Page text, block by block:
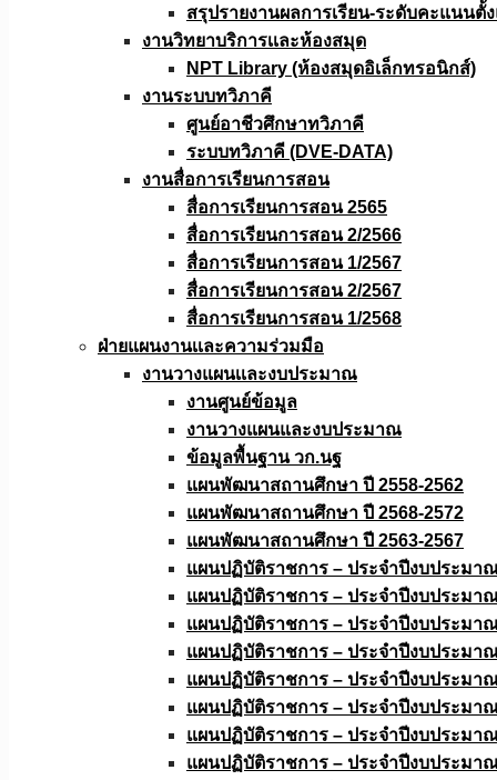
สรุปรายงานผลการเรียน-ระดับคะแนนตั้
งานวิทยาบริการเเละห้องสมุด
NPT Library (ห้องสมุดอิเล็กทรอนิกส์)
งานระบบทวิภาคี
ศูนย์อาชีวศึกษาทวิภาคี
ระบบทวิภาคี (DVE-DATA)
งานสื่อการเรียนการสอน
สื่อการเรียนการสอน 2565
สื่อการเรียนการสอน 2/2566
สื่อการเรียนการสอน 1/2567
สื่อการเรียนการสอน 2/2567
สื่อการเรียนการสอน 1/2568
ฝ่ายแผนงานเเละความร่วมมือ
งานวางแผนเเละงบประมาณ
งานศูนย์ข้อมูล
งานวางแผนและงบประมาณ
ข้อมูลพื้นฐาน วก.นฐ
แผนพัฒนาสถานศึกษา ปี 2558-2562
แผนพัฒนาสถานศึกษา ปี 2568-2572
แผนพัฒนาสถานศึกษา ปี 2563-2567
แผนปฏิบัติราชการ – ประจำปีงบประมา
แผนปฏิบัติราชการ – ประจำปีงบประมา
แผนปฏิบัติราชการ – ประจำปีงบประมา
แผนปฏิบัติราชการ – ประจำปีงบประมา
แผนปฏิบัติราชการ – ประจำปีงบประมา
แผนปฏิบัติราชการ – ประจำปีงบประมา
แผนปฏิบัติราชการ – ประจำปีงบประมา
แผนปฏิบัติราชการ – ประจำปีงบประมา